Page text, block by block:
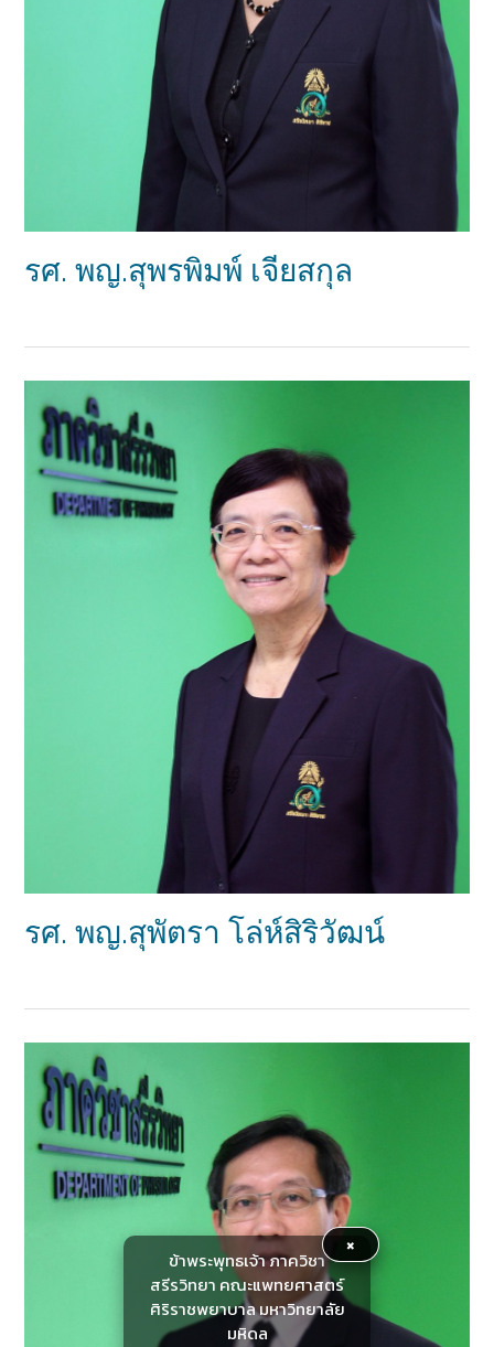
×
ข้าพระพุทธเจ้า ภาควิชา
สรีรวิทยา คณะแพทยศาสตร์
ศิริราชพยาบาล มหาวิทยาลัย
มหิดล
รศ. พญ.สุพรพิมพ์ เจียสกุล
รศ. พญ.สุพัตรา โล่ห์สิริวัฒน์